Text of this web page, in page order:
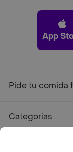
App
Pide tu comida
Categorías